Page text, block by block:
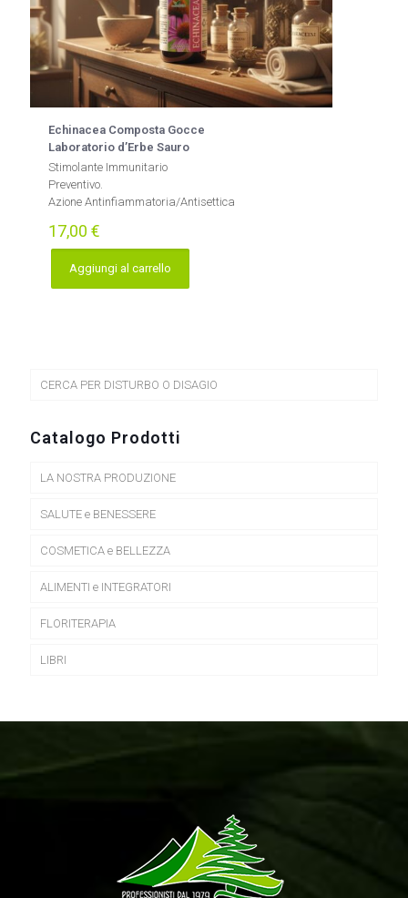
Echinacea Composta Gocce
Laboratorio d’Erbe Sauro
Stimolante Immunitario
Preventivo.
Azione Antinfiammatoria/Antisettica
17,00 €
Aggiungi al carrello
CERCA PER DISTURBO O DISAGIO
Catalogo Prodotti
LA NOSTRA PRODUZIONE
SALUTE e BENESSERE
COSMETICA e BELLEZZA
ALIMENTI e INTEGRATORI
FLORITERAPIA
LIBRI